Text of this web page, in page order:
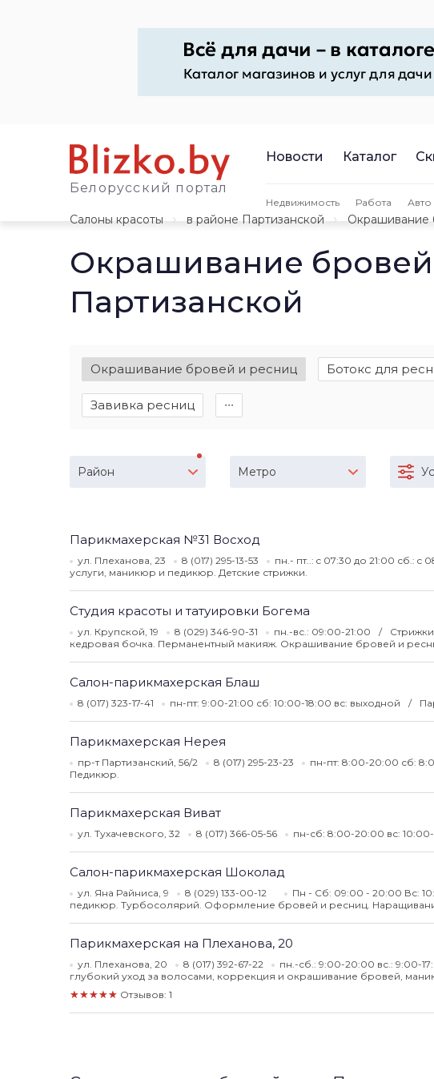
Белорусский портал
Новости Каталог
Недвижимость Работа Авто
Салоны красоты
в районе Партизанской Окрашивание
Окрашивание
Партизанской
Окрашивание бровей и ресниц Ботокс для
Завивка ресниц ∙∙∙
Район Метро
Парикмахерская №31 Восход
ул. Плеханова, 23 8 (017) 295-13-53 пн.- пт..: c 07:30 до 21:00 сб.: c
услуги, маникюр и педикюр. Детские стрижки.
Студия красоты и татуировки Богема
ул. Крупской, 19 8 (029) 346-90-31 пн.-вс.: 09:00-21:00
кедровая бочка. Перманентный макияж. Окрашивание бровей и
Салон-парикмахерская Блаш
8 (017) 323-17-41 пн-пт: 9:00-21:00 сб: 10:00-18:00 вс: выходной
Парикмахерская Нерея
пр-т Партизанский, 56/2 8 (017) 295-23-23 пн-пт: 8:00-20:00 сб:
Педикюр.
Парикмахерская Виват
ул. Тухачевского, 32 8 (017) 366-05-56 пн-сб: 8:00-20:00 вс:
Салон-парикмахерская Шоколад
ул. Яна Райниса, 9 8 (029) 133-00-12 Пн - Сб: 09:00 - 20:00 Вс:
педикюр. Турбосолярий. Оформление бровей и ресниц.
Парикмахерская на Плеханова, 20
ул. Плеханова, 20 8 (017) 392-67-22 пн.-сб.: 9:00-20:00 вс.: 9:00-
глубокий уход за волосами, коррекция и окрашивание бровей,
★★★★★ Отзывов: 1